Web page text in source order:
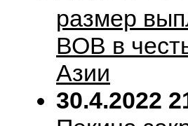
размер
ВОВ в
Азии
30.4.2022